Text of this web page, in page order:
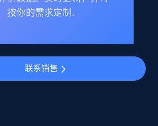
按你的需求定制。
联系销售